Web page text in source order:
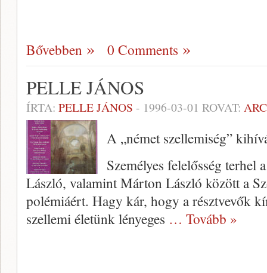
Bővebben 0 Comments
PELLE JÁNOS
ÍRTA: PELLE JÁNOS - 1996-03-01 ROVAT:
A „német szellemiség”
Személyes felelősség
László, valamint Márton Lász­ló között a
polémiáért. Hagy kár, hogy a résztvevők
szellemi életünk lénye­ges … Tovább »